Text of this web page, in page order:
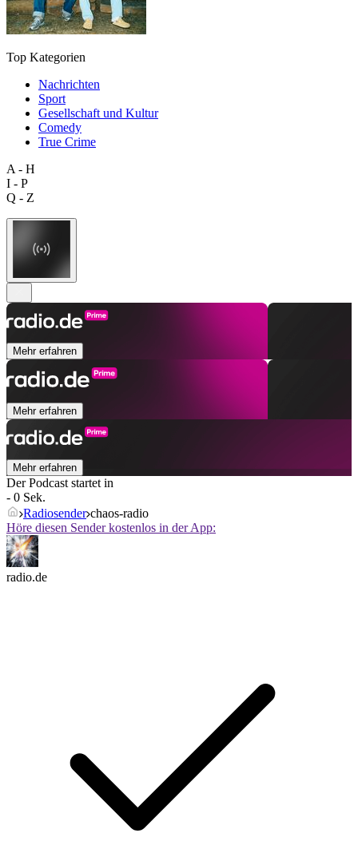
Top Kategorien
Nachrichten
Sport
Gesellschaft und Kultur
Comedy
True Crime
A - H
I - P
Q - Z
Mehr erfahren
Mehr erfahren
Mehr erfahren
Der Podcast startet in
- 0 Sek.
Radiosender chaos-radio
Höre diesen Sender kostenlos in der App:
radio.de